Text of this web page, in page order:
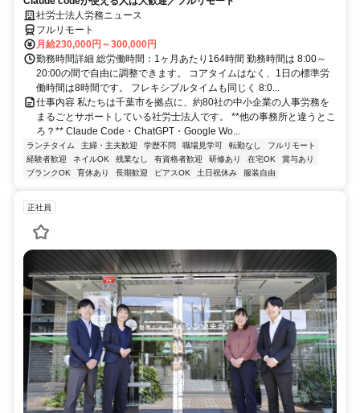
社労士法人労務ニュース
フルリモート
月給230,000円～300,000円
勤務時間詳細 総労働時間：1ヶ月あたり164時間 勤務時間は 8:00～
20:00の間で自由に調整できます。 コアタイムはなく、1日の標準労
働時間は8時間です。 フレキシブルタイムも同じく 8:0...
仕事内容 私たちは千葉市を拠点に、約80社の中小企業の人事労務を
まるごとサポートしている社労士法人です。 **他の事務所と違うとこ
ろ？** Claude Code・ChatGPT・Google Wo...
ランチタイム 主婦・主夫歓迎 学歴不問 職場見学可 転勤なし
フルリモート
経験者歓迎
ネイルOK 残業なし 有資格者歓迎 研修あり 在宅OK
賞与あり
ブランクOK
育休あり 長期歓迎 ピアスOK 土日祝休み 服装自由
正社員